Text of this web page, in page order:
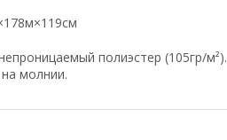
полиэстер (105гр/м²).
молнии.